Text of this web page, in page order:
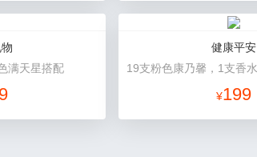
满天星搭配
健康平安
¥199